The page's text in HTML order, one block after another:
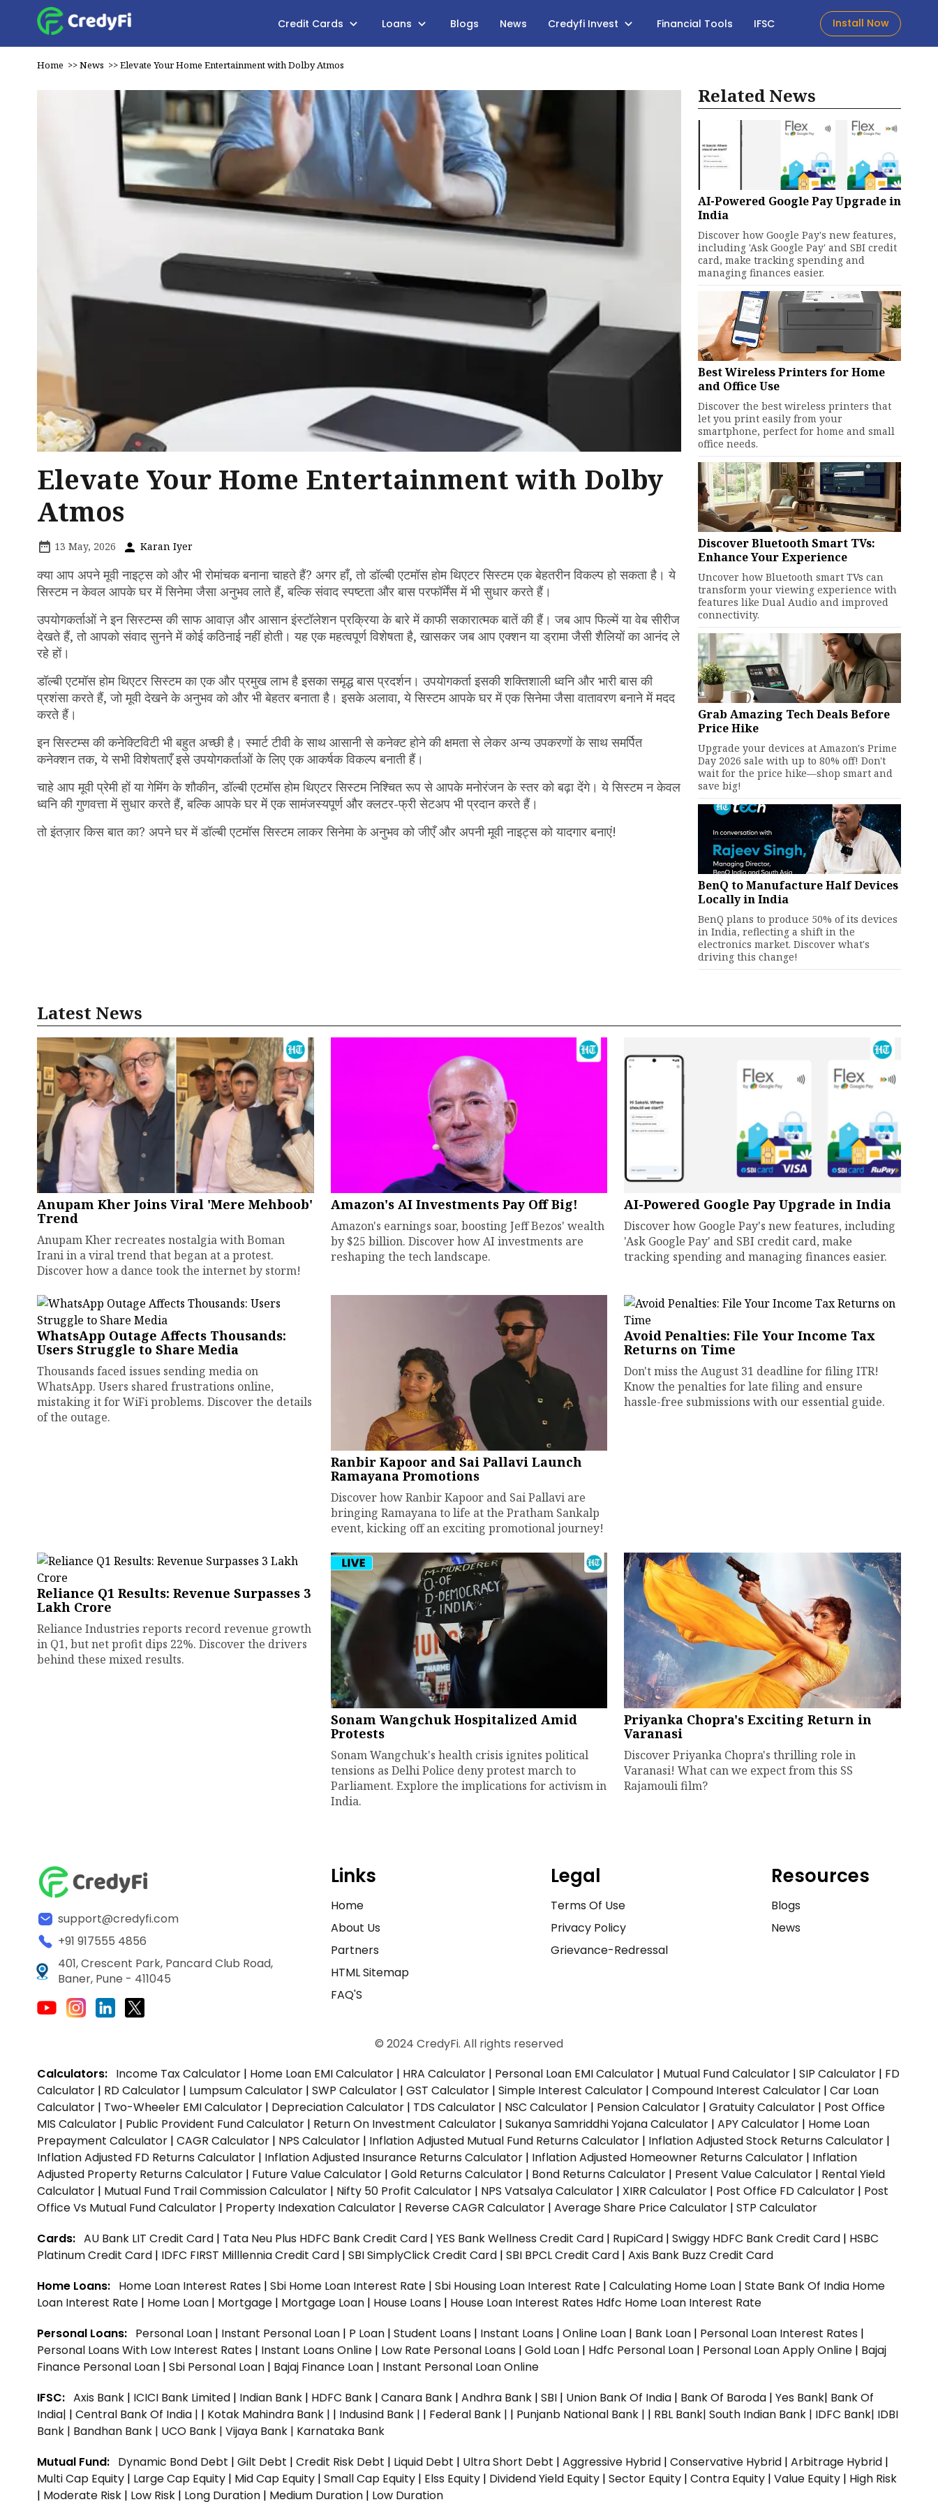
Credit Cards Loans Blogs News Credyfi Invest Financial Tools IFSC Install Now
Home >>News >>Elevate Your Home Entertainment with Dolby Atmos
Elevate Your Home Entertainment with Dolby
Atmos
13 May, 2026 Karan Iyer
क्या आप अपने मूवी नाइट्स को और भी रोमांचक बनाना चाहते हैं? अगर हाँ, तो डॉल्बी एटमॉस होम थिएटर सिस्टम एक बेहतरीन विकल्प हो सकता है। ये
सिस्टम न केवल आपके घर में सिनेमा जैसा अनुभव लाते हैं, बल्कि संवाद स्पष्टता और बास परफॉर्मेंस में भी सुधार करते हैं।
उपयोगकर्ताओं ने इन सिस्टम्स की साफ आवाज़ और आसान इंस्टॉलेशन प्रक्रिया के बारे में काफी सकारात्मक बातें की हैं। जब आप फिल्में या वेब सीरीज
देखते हैं, तो आपको संवाद सुनने में कोई कठिनाई नहीं होती। यह एक महत्वपूर्ण विशेषता है, खासकर जब आप एक्शन या ड्रामा जैसी शैलियों का आनंद ले
रहे हों।
डॉल्बी एटमॉस होम थिएटर सिस्टम का एक और प्रमुख लाभ है इसका समृद्ध बास प्रदर्शन। उपयोगकर्ता इसकी शक्तिशाली ध्वनि और भारी बास की
प्रशंसा करते हैं, जो मूवी देखने के अनुभव को और भी बेहतर बनाता है। इसके अलावा, ये सिस्टम आपके घर में एक सिनेमा जैसा वातावरण बनाने में मदद
करते हैं।
इन सिस्टम्स की कनेक्टिविटी भी बहुत अच्छी है। स्मार्ट टीवी के साथ आसानी से कनेक्ट होने की क्षमता से लेकर अन्य उपकरणों के साथ समर्पित
कनेक्शन तक, ये सभी विशेषताएँ इसे उपयोगकर्ताओं के लिए एक आकर्षक विकल्प बनाती हैं।
चाहे आप मूवी प्रेमी हों या गेमिंग के शौकीन, डॉल्बी एटमॉस होम थिएटर सिस्टम निश्चित रूप से आपके मनोरंजन के स्तर को बढ़ा देंगे। ये सिस्टम न केवल
ध्वनि की गुणवत्ता में सुधार करते हैं, बल्कि आपके घर में एक सामंजस्यपूर्ण और क्‍लटर-फ्री सेटअप भी प्रदान करते हैं।
तो इंतज़ार किस बात का? अपने घर में डॉल्बी एटमॉस सिस्टम लाकर सिनेमा के अनुभव को जीएँ और अपनी मूवी नाइट्स को यादगार बनाएं!
Related News
AI-Powered Google Pay Upgrade in
India
Discover how Google Pay's new features,
including 'Ask Google Pay' and SBI credit
card, make tracking spending and
managing finances easier.
Best Wireless Printers for Home
and Office Use
Discover the best wireless printers that
let you print easily from your
smartphone, perfect for home and small
office needs.
Discover Bluetooth Smart TVs:
Enhance Your Experience
Uncover how Bluetooth smart TVs can
transform your viewing experience with
features like Dual Audio and improved
connectivity.
Grab Amazing Tech Deals Before
Price Hike
Upgrade your devices at Amazon's Prime
Day 2026 sale with up to 80% off! Don't
wait for the price hike—shop smart and
save big!
BenQ to Manufacture Half Devices
Locally in India
BenQ plans to produce 50% of its devices
in India, reflecting a shift in the
electronics market. Discover what's
driving this change!
Latest News
Anupam Kher Joins Viral 'Mere Mehboob'
Trend
Anupam Kher recreates nostalgia with Boman
Irani in a viral trend that began at a protest.
Discover how a dance took the internet by storm!
Amazon's AI Investments Pay Off Big!
Amazon's earnings soar, boosting Jeff Bezos' wealth
by $25 billion. Discover how AI investments are
reshaping the tech landscape.
AI-Powered Google Pay Upgrade in India
Discover how Google Pay's new features, including
'Ask Google Pay' and SBI credit card, make
tracking spending and managing finances easier.
WhatsApp Outage Affects Thousands:
Users Struggle to Share Media
Thousands faced issues sending media on
WhatsApp. Users shared frustrations online,
mistaking it for WiFi problems. Discover the details
of the outage.
Ranbir Kapoor and Sai Pallavi Launch
Ramayana Promotions
Discover how Ranbir Kapoor and Sai Pallavi are
bringing Ramayana to life at the Pratham Sankalp
event, kicking off an exciting promotional journey!
Avoid Penalties: File Your Income Tax
Returns on Time
Don't miss the August 31 deadline for filing ITR!
Know the penalties for late filing and ensure
hassle-free submissions with our essential guide.
Reliance Q1 Results: Revenue Surpasses ₹3
Lakh Crore
Reliance Industries reports record revenue growth
in Q1, but net profit dips 22%. Discover the drivers
behind these mixed results.
Sonam Wangchuk Hospitalized Amid
Protests
Sonam Wangchuk's health crisis ignites political
tensions as Delhi Police deny protest march to
Parliament. Explore the implications for activism in
India.
Priyanka Chopra's Exciting Return in
Varanasi
Discover Priyanka Chopra's thrilling role in
Varanasi! What can we expect from this SS
Rajamouli film?
support@credyfi.com
+91 917555 4856
401, Crescent Park, Pancard Club Road,
Baner, Pune - 411045
Links
Home
About Us
Partners
HTML Sitemap
FAQ'S
Legal
Terms Of Use
Privacy Policy
Grievance-Redressal
Resources
Blogs
News
© 2024 CredyFi. All rights reserved
Calculators: Income Tax Calculator | Home Loan EMI Calculator | HRA Calculator | Personal Loan EMI Calculator | Mutual Fund Calculator | SIP Calculator | FD
Calculator | RD Calculator | Lumpsum Calculator | SWP Calculator | GST Calculator | Simple Interest Calculator | Compound Interest Calculator | Car Loan
Calculator | Two-Wheeler EMI Calculator | Depreciation Calculator | TDS Calculator | NSC Calculator | Pension Calculator | Gratuity Calculator | Post Office
MIS Calculator | Public Provident Fund Calculator | Return On Investment Calculator | Sukanya Samriddhi Yojana Calculator | APY Calculator | Home Loan
Prepayment Calculator | CAGR Calculator | NPS Calculator | Inflation Adjusted Mutual Fund Returns Calculator | Inflation Adjusted Stock Returns Calculator |
Inflation Adjusted FD Returns Calculator | Inflation Adjusted Insurance Returns Calculator | Inflation Adjusted Homeowner Returns Calculator | Inflation
Adjusted Property Returns Calculator | Future Value Calculator | Gold Returns Calculator | Bond Returns Calculator | Present Value Calculator | Rental Yield
Calculator | Mutual Fund Trail Commission Calculator | Nifty 50 Profit Calculator | NPS Vatsalya Calculator | XIRR Calculator | Post Office FD Calculator | Post
Office Vs Mutual Fund Calculator | Property Indexation Calculator | Reverse CAGR Calculator | Average Share Price Calculator | STP Calculator
Cards: AU Bank LIT Credit Card | Tata Neu Plus HDFC Bank Credit Card | YES Bank Wellness Credit Card | RupiCard | Swiggy HDFC Bank Credit Card | HSBC
Platinum Credit Card | IDFC FIRST Milllennia Credit Card | SBI SimplyClick Credit Card | SBI BPCL Credit Card | Axis Bank Buzz Credit Card
Home Loans: Home Loan Interest Rates | Sbi Home Loan Interest Rate | Sbi Housing Loan Interest Rate | Calculating Home Loan | State Bank Of India Home
Loan Interest Rate | Home Loan | Mortgage | Mortgage Loan | House Loans | House Loan Interest Rates Hdfc Home Loan Interest Rate
Personal Loans: Personal Loan | Instant Personal Loan | P Loan | Student Loans | Instant Loans | Online Loan | Bank Loan | Personal Loan Interest Rates |
Personal Loans With Low Interest Rates | Instant Loans Online | Low Rate Personal Loans | Gold Loan | Hdfc Personal Loan | Personal Loan Apply Online | Bajaj
Finance Personal Loan | Sbi Personal Loan | Bajaj Finance Loan | Instant Personal Loan Online
IFSC: Axis Bank | ICICI Bank Limited | Indian Bank | HDFC Bank | Canara Bank | Andhra Bank | SBI | Union Bank Of India | Bank Of Baroda | Yes Bank| Bank Of
India| | Central Bank Of India | | Kotak Mahindra Bank | | Indusind Bank | | Federal Bank | | Punjanb National Bank | | RBL Bank| South Indian Bank | IDFC Bank| IDBI
Bank | Bandhan Bank | UCO Bank | Vijaya Bank | Karnataka Bank
Mutual Fund: Dynamic Bond Debt | Gilt Debt | Credit Risk Debt | Liquid Debt | Ultra Short Debt | Aggressive Hybrid | Conservative Hybrid | Arbitrage Hybrid |
Multi Cap Equity | Large Cap Equity | Mid Cap Equity | Small Cap Equity | Elss Equity | Dividend Yield Equity | Sector Equity | Contra Equity | Value Equity | High Risk
| Moderate Risk | Low Risk | Long Duration | Medium Duration | Low Duration